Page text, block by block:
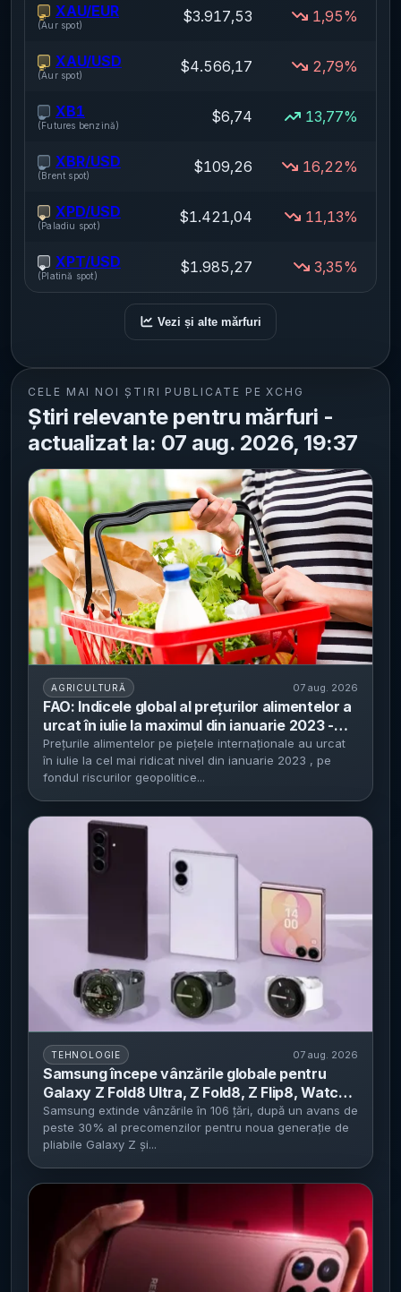
XAU/EUR
(Aur spot) $3.917,53 1,95%
XAU/USD
(Aur spot) $4.566,17 2,79%
XB1
(Futures benzină) $6,74 13,77%
XBR/USD
(Brent spot) $109,26 16,22%
XPD/USD
(Paladiu spot) $1.421,04 11,13%
XPT/USD
(Platină spot) $1.985,27 3,35%
Vezi și alte mărfuri
CELE MAI NOI ȘTIRI PUBLICATE PE XCHG
Știri relevante pentru mărfuri -
actualizat la: 07 aug. 2026, 19:37
AGRICULTURĂ 07 aug. 2026
FAO: Indicele global al prețurilor alimentelor a
urcat în iulie la maximul din ianuarie 2023 -
grâul s-a scumpit cu aproape 6% pe fondul
secetei și al riscurilor la exporturile din Marea
Neagră
Prețurile alimentelor pe piețele internaționale au urcat
în iulie la cel mai ridicat nivel din ianuarie 2023 , pe
fondul riscurilor geopolitice...
TEHNOLOGIE 07 aug. 2026
Samsung începe vânzările globale pentru
Galaxy Z Fold8 Ultra, Z Fold8, Z Flip8, Watch
Ultra2 și Watch9 - precomenzile au crescut
cu peste 30% față de generația anterioară
Samsung extinde vânzările în 106 țări, după un avans de
peste 30% al precomenzilor pentru noua generație de
pliabile Galaxy Z și...